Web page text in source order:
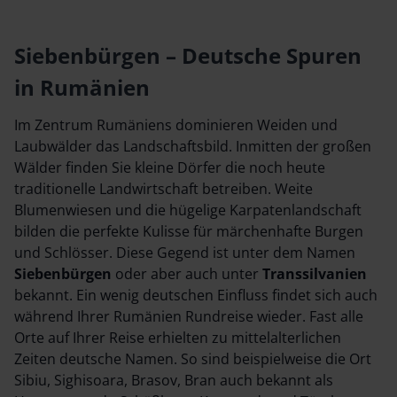
Siebenbürgen – Deutsche Spuren
in Rumänien
Im Zentrum Rumäniens dominieren Weiden und
Laubwälder das Landschaftsbild. Inmitten der großen
Wälder finden Sie kleine Dörfer die noch heute
traditionelle Landwirtschaft betreiben. Weite
Blumenwiesen und die hügelige Karpatenlandschaft
bilden die perfekte Kulisse für märchenhafte Burgen
und Schlösser. Diese Gegend ist unter dem Namen
Siebenbürgen oder aber auch unter Transsilvanien
bekannt. Ein wenig deutschen Einfluss findet sich auch
während Ihrer Rumänien Rundreise wieder. Fast alle
Orte auf Ihrer Reise erhielten zu mittelalterlichen
Zeiten deutsche Namen. So sind beispielweise die Ort
Sibiu, Sighisoara, Brasov, Bran auch bekannt als